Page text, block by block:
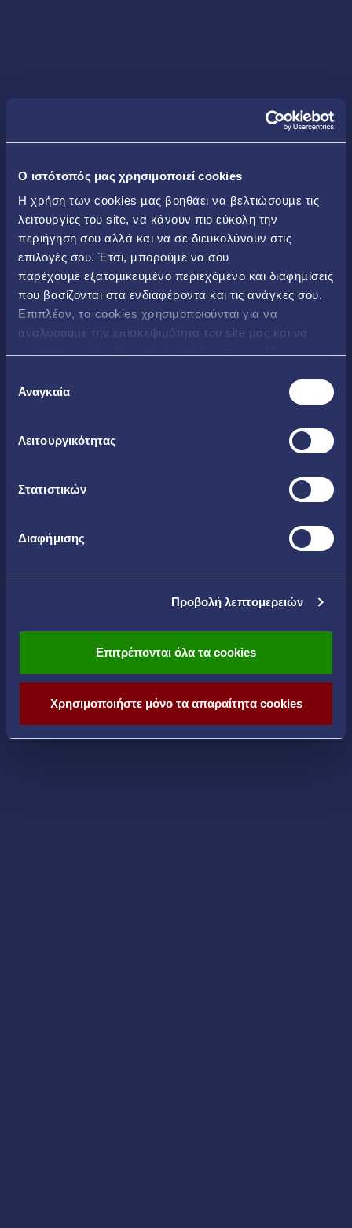
O ιστότοπός μας χρησιμοποιεί cookies
Η χρήση των cookies µας βοηθάει να βελτιώσουµε τις
λειτουργίες του site, να κάνουν πιο εύκολη την
περιήγηση σου αλλά και να σε διευκολύνουν στις
επιλογές σου. Έτσι, µπορούµε να σου
παρέχουµε εξατοµικευµένο περιεχόµενο και διαφηµίσεις
που βασίζονται στα ενδιαφέροντα και τις ανάγκες σου.
Επιπλέον, τα cookies χρησιµοποιούνται για να
αναλύσουµε την επισκεψιµότητα του site µας και να
συγκατάθεσης
Αναγκαία
Λειτουργικότητας
Στατιστικών
Διαφήμισης
Προβολή λεπτομερειών
Επιτρέπονται όλα τα cookies
Χρησιμοποιήστε μόνο τα απαραίτητα cookies